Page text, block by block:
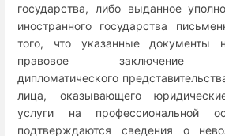
государства, либо выданное
иностранного государства
того, что указанные документы
правовое заключение
дипломатического
лица, оказывающего
услуги на профессиональной
подтверждаются сведения о